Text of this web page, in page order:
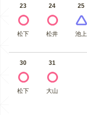
23
松下
24
松井
25
池上
30
松下
31
大山